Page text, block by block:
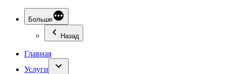
Больше
Назад
Главная
Услуги